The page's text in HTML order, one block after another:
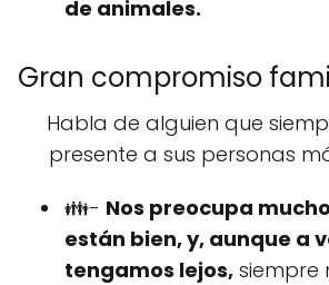
de animales.
Gran compromiso
Habla de alguien que
presente a sus personas
👪- Nos preocupa
están bien, y, aunque a
tengamos lejos, siempre